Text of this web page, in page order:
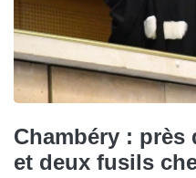
Chambéry : près
et deux fusils